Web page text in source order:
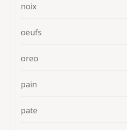
noix
oeufs
oreo
pain
pate